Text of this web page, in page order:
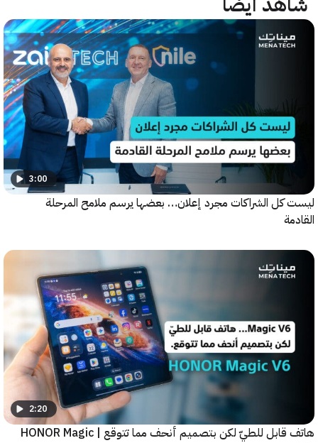
3:00
الشراكات مجرد إعلان… بعضها يرسم ملامح المرحلة
2:20
هاتف قابل للطيّ لكن بتصميم أنحف مما تتوقع | HONOR Magic